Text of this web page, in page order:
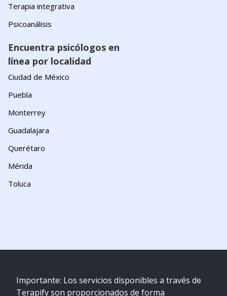
Terapia integrativa
Psicoanálisis
Encuentra psicólogos en
línea por localidad
Ciudad de México
Puebla
Monterrey
Guadalajara
Querétaro
Mérida
Toluca
Importante: Los servicios disponibles a través de
Terapify son proporcionados de forma